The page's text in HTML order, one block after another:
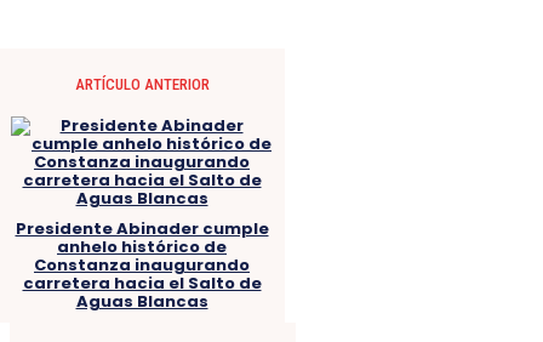
ARTÍCULO ANTERIOR
Presidente Abinader cumple
anhelo histórico de
Constanza inaugurando
carretera hacia el Salto de
Aguas Blancas